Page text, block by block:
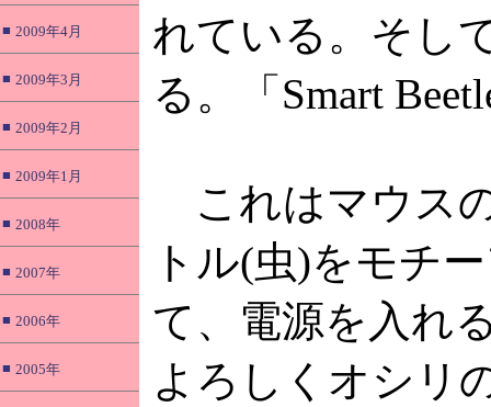
■ 2009年4月
■ 2009年3月
■ 2009年2月
■ 2009年1月
■ 2008年
■ 2007年
■ 2006年
■ 2005年
れている。そし
る。「Smart
これはマウス
トル(虫)をモチ
て、電源を入れ
よろしくオシリ